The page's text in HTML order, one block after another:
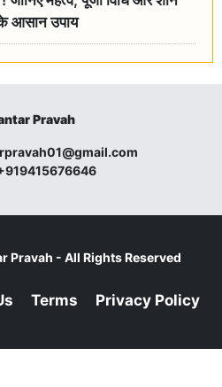
आसान उपाय
Pravah
Pravah - All Rights Reserved
Terms Privacy Policy